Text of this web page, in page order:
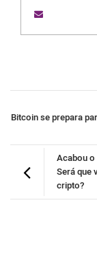
Bitcoin se prepara
Acabou
Será que
cripto?